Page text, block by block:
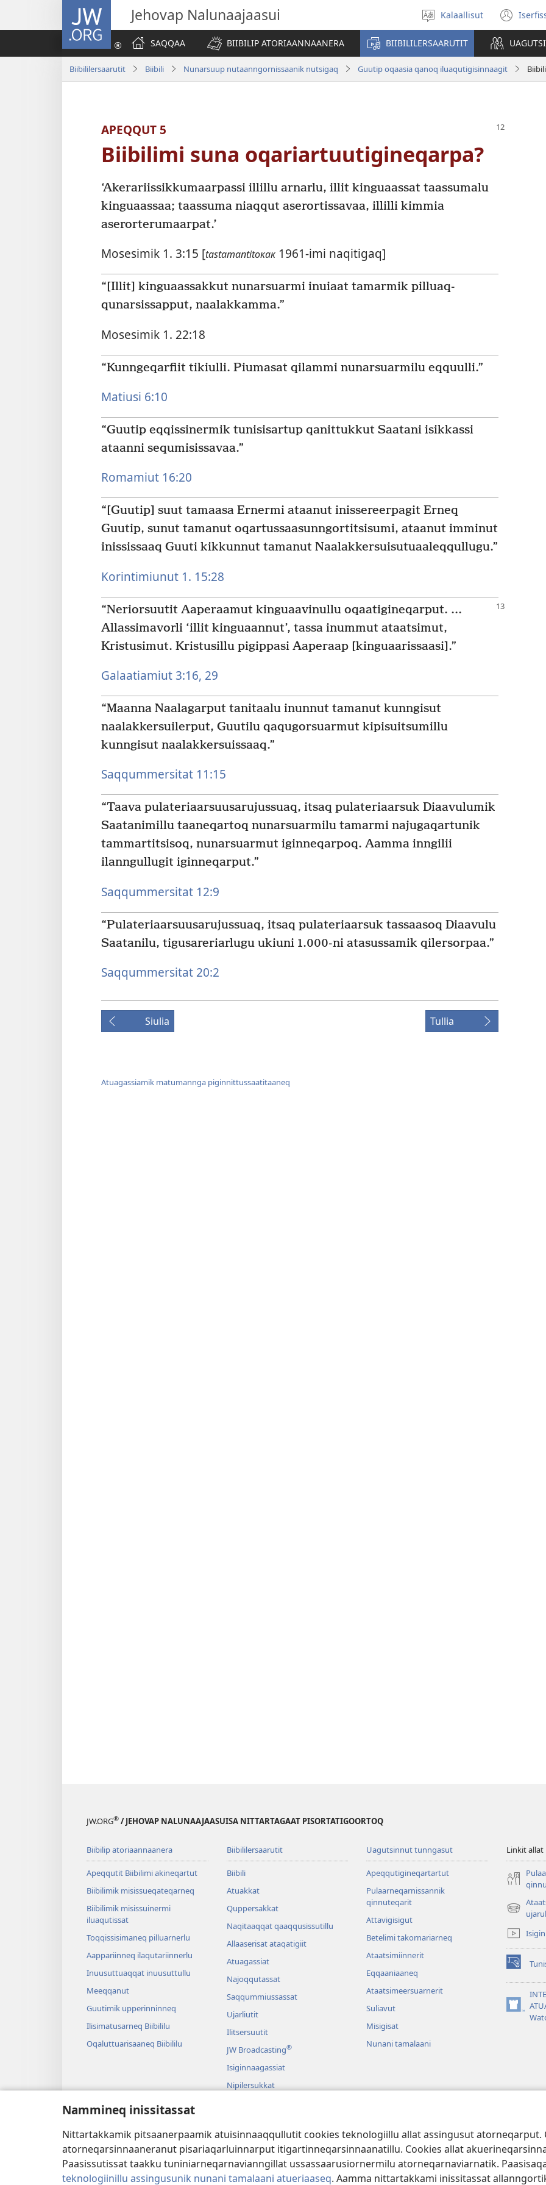
Nammineq inissitassat
Nittartakkamik pitsaanerpaamik atuisinnaaqqullutit cookies teknologiillu allat assingusut atorneqarput.
atorneqarsinnaaneranut pisariaqarluinnarput itigartinneqarsinnaanatillu. Cookies allat
Paasissutissat taakku tuniniarneqarnavianngillat ussassaarusiornermilu atorneqarnaviarnatik.
teknologiinillu assingusunik nunani tamalaani atueriaaseq. Aamma nittartakkami inissitassat
JW.ORG Jehovap Nalunaajaasui
Oqaatsit
toqqakkit
Kalaallisut
new
SAQQAA
BIIBILIP ATORIAANNAANERA BIIBILILERSAARUTIT
Biibililersaarutit Biibili Nunarsuup nutaanngornissaanik nutsigaq Guutip oqaasia qanoq iluaqutigisinnaagit
APEQQUT 5
Biibilimi suna oqariartuutigineqarpa?
‘Akerariis­sikkumaarpassi illillu arnarlu, illit kinguaassat taassumalu
kinguaassaa; taassuma niaqqut aserortissavaa, illilli kimmia
aserorterumaarpat.’
Mosesimik 1. 3:15 [tastamantitoĸaĸ 1961-imi naqitigaq]
“[Illit] kinguaassakkut nunarsuarmi inuiaat tamarmik pilluaq­
qunarsissapput, naalakkamma.”
Mosesimik 1. 22:18
“Kunngeqarfiit tikiulli. Piumasat qilammi nunarsuarmilu eqquulli.”
Matiusi 6:10
“Guutip eqqissinermik tunisisartup qanittukkut Saatani isikkassi
ataanni sequmisissavaa.”
Romamiut 16:20
“[Guutip] suut tamaasa Ernermi ataanut inissereerpagit Erneq
Guutip, sunut tamanut oqartus­saasunngor­titsisumi, ataanut imminut
inississaaq Guuti kikkunnut tamanut Naalakkersuisutuaaleq­qullugu.”
Korintimiunut 1. 15:28
“Neriorsuutit Aaperaamut kinguaavinullu oqaatigineqarput. ...
Allassimavorli ‘illit kinguaannut’, tassa inummut ataatsimut,
Kristusimut. Kristusillu pigippasi Aaperaap [kinguaarissaasi].”
Galaatiamiut 3:16, 29
“Maanna Naalagarput tanitaalu inunnut tamanut kunngisut
naalakkersuilerput, Guutilu qaqugorsuarmut kipisuitsumillu
kunngisut naalakkersuissaaq.”
Saqqummersitat 11:15
“Taava pulateriaarsuusarujussuaq, itsaq pulateriaarsuk Diaavulumik
Saatanimillu taaneqartoq nunarsuarmilu tamarmi najugaqartunik
tammartitsisoq, nunarsuarmut iginneqarpoq. Aamma inngilii
ilanngullugit iginneqarput.”
Saqqummersitat 12:9
“Pulateriaarsuusarujussuaq, itsaq pulateriaarsuk tassaasoq Diaavulu
Saatanilu, tigusareriarlugu ukiuni 1.000-ni atasussamik qilersorpaa.”
Saqqummersitat 20:2
Siulia Tullia
Atuagassiamik matumannga piginnittussaatitaaneq
JW.ORG® / JEHOVAP NALUNAAJAASUISA NITTARTAGAAT PISORTATIGOORTOQ
Biibilip atoriaannaanera
Apeqqutit Biibilimi akineqartut
Biibilimik misis­sueqateqar­neq
Biibilimik misissuinermi
iluaqutissat
Toqqissisimaneq pilluarnerlu
Aappariinneq ilaqutariinnerlu
Inuusuttuaqqat inuusuttullu
Meeqqanut
Guutimik upperinninneq
Ilisimatusarneq Biibililu
Oqaluttuarisaaneq Biibililu
Biibililersaarutit
Biibili
Atuakkat
Quppersakkat
Naqitaaqqat qaaqqusissutillu
Allaaserisat ataqatigiit
Atuagassiat
Najoqqutassat
Saqqummiussassat
Ujarliutit
Ilitsersuutit
JW Broadcasting®
Isiginnaagassiat
Nipilersukkat
Pissanganarsaarilluni Biibilimik
atuaanerit
Uagutsinnut tunngasut
Apeqqutigineqartartut
Pulaarneqarnissannik
qinnuteqarit
Attavigisigut
Betelimi takornariarneq
Ataatsimiin­nerit
Eqqaaniaaneq
Ataatsimeersuarnerit
Suliavut
Misigisat
Nunani tamalaani
Linkit allat
(opens
window)
(opens
new
window)
(opens